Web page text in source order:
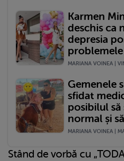
Karmen
deschis ca
depresia
MARIANA VOINEA |
Gemenele
sfidat
posibilul
normal și
MARIANA VOINEA |
Stând de vorbă cu